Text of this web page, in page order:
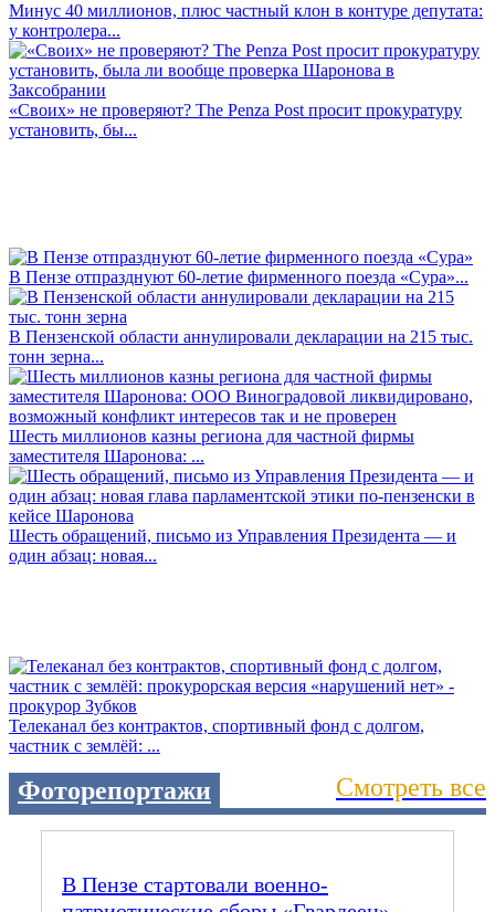
Минус 40 миллионов, плюс частный клон в контуре депутата:
у контролера...
«Своих» не проверяют? The Penza Post просит прокуратуру
установить, бы...
В Пензе отпразднуют 60-летие фирменного поезда «Сура»...
В Пензенской области аннулировали декларации на 215 тыс.
тонн зерна...
Шесть миллионов казны региона для частной фирмы
заместителя Шаронова: ...
Шесть обращений, письмо из Управления Президента — и
один абзац: новая...
Телеканал без контрактов, спортивный фонд с долгом,
частник с землёй: ...
Фоторепортажи Смотреть все
В Пензе стартовали военно-